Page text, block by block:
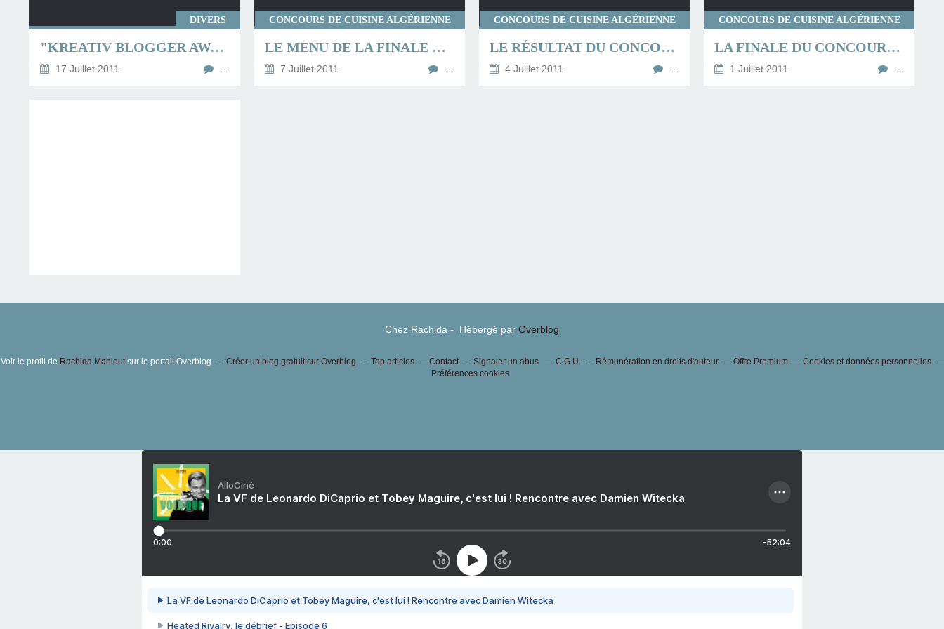
DIVERS
"KREATIV BLOGGER AWARD "
17 Juillet 2011
CONCOURS DE CUISINE ALGÉRIENNE
LE MENU DE LA FINALE DU CONCOURS CUINTED 2011
7 Juillet 2011
CONCOURS DE CUISINE ALGÉRIENNE
LE RÉSULTAT DU CONCOURS CUINTED 2011
4 Juillet 2011
CONCOURS DE CUISINE ALGÉRIENNE
LA FINALE DU CONCOURS CUINTED 2011 (2)
1 Juillet 2011
Chez Rachida - Hébergé par Overblog
Voir le profil de Rachida Mahioutsur le portail Overblog Créer un blog gratuit sur Overblog Top articles Contact Signaler un abus C.G.U. Rémunération en droits d'auteur Offre Premium
Cookies et données personnelles
Préférences cookies
AlloCiné
La VF de Leonardo DiCaprio et Tobey Maguire, c'est lui ! Rencontre avec Damien Witecka
0:00 -52:04
La VF de Leonardo DiCaprio et Tobey Maguire, c'est lui ! Rencontre avec Damien Witecka
Heated Rivalry, le débrief - Episode 6